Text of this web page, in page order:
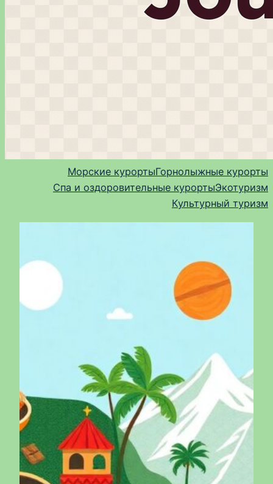
Морские курортыГорнолыжные курорты
Спа и оздоровительные курортыЭкотуризм
Культурный туризм